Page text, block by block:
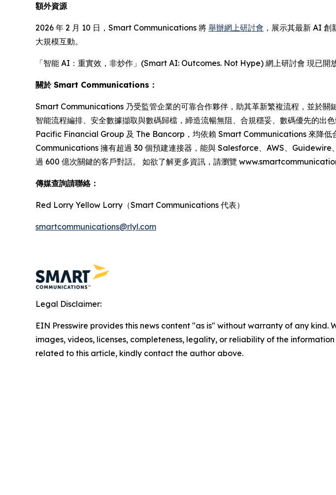
額外資源
2026 年 2 月 10 日，Smart Communications 將 舉辦網上研討會 ，展示其最新 AI
大規模互動。
「智能 AI：重實效，非炒作」(Smart AI: Outcomes. Not Hype) 網上研討會 現已開
關於 Smart Communications：
Smart Communications 乃受監管企業的可靠合作夥伴，助其革新繁複流程，並於
智能流程編排、安全數據擷取與數碼歸檔，締造流暢無阻、合規穩妥、數碼優先的
Pacific Financial Group 及 The Bancorp，均依賴 Smart Communications 來降低
Communications 擁有超過 30 個預建連接器，能與 Salesforce、AWS、
過 600 億次關鍵的客戶對話。 如欲了解更多資訊，請瀏覽
傳媒查詢請聯絡：
Red Lorry Yellow Lorry（Smart Communications 代表）
smartcommunications@rlyl.com
Legal Disclaimer:
EIN Presswire provides this news content "as is" without warranty of any
images, videos, licenses, completeness, legality, or reliability of the
related to this article, kindly contact the author above.